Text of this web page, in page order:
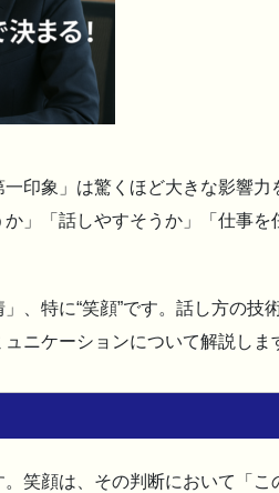
印象」は驚くほど大きな影響力
」「話しやすそうか」「仕事を
、特に“笑顔”です。話し方の技術
ニケーションについて解説しま
笑顔は、その判断において「こ